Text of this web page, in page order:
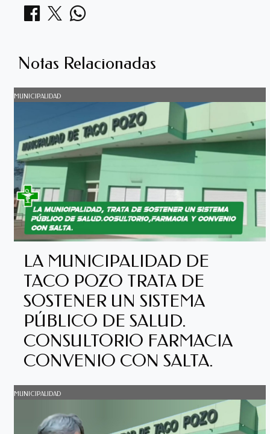
Notas Relacionadas
MUNICIPALIDAD
LA MUNICIPALIDAD DE
TACO POZO TRATA DE
SOSTENER UN SISTEMA
PÚBLICO DE SALUD.
CONSULTORIO FARMACIA
CONVENIO CON SALTA.
MUNICIPALIDAD